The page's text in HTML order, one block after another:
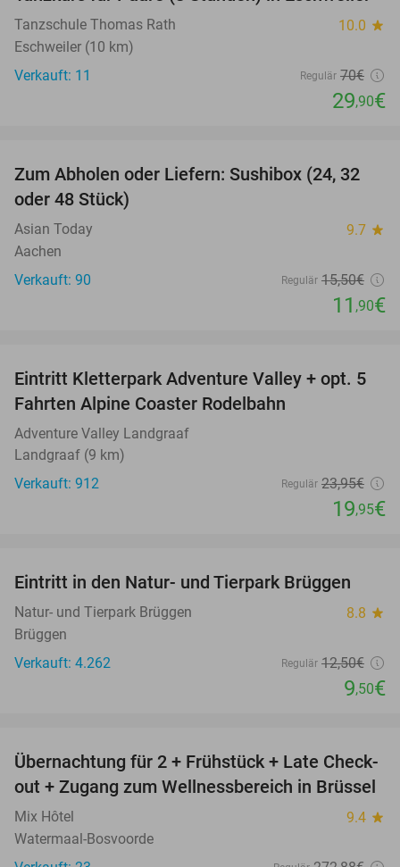
Tanzschule Thomas Rath 10.0 star
Eschweiler (10 km)
Verkauft: 11
Regulär 70€
29,90€
23%
Zum Abholen oder Liefern: Sushibox (24, 32
oder 48 Stück)
Asian Today 9.7 star
Aachen
Verkauft: 90
Regulär 15,50€
11 ,90€
17%
Eintritt Kletterpark Adventure Valley + opt. 5
Fahrten Alpine Coaster Rodelbahn
Adventure Valley Landgraaf
Landgraaf (9 km)
Verkauft: 912
Regulär 23,95€
19,95€
24%
Eintritt in den Natur- und Tierpark Brüggen
Natur- und Tierpark Brüggen 8.8 star
Brüggen
Verkauft: 4.262
Regulär 12,50€
9,50€
26%
Übernachtung für 2 + Frühstück + Late Check-
out + Zugang zum Wellnessbereich in Brüssel
Mix Hôtel 9.4 star
Watermaal-Bosvoorde